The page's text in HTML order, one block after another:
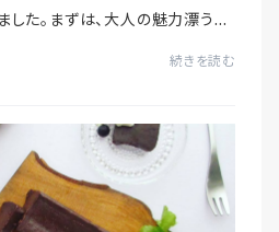
た。まずは、大人の魅力漂う平
続きを読む